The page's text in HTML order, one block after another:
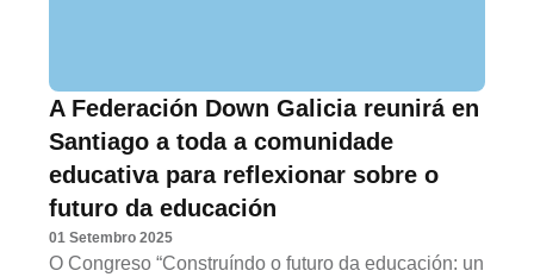
A Federación Down Galicia reunirá en
Santiago a toda a comunidade
educativa para reflexionar sobre o
futuro da educación
01 Setembro 2025
O Congreso “Construíndo o futuro da educación: un